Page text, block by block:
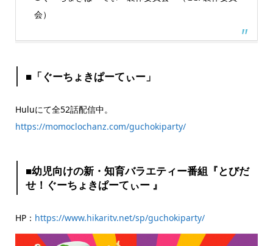
会）
■「ぐーちょきぱーてぃー」
Huluにて全52話配信中。
https://momoclochanz.com/guchokiparty/
■幼児向けの新・知育バラエティー番組『とびだ
せ！ぐーちょきぱーてぃー 』
HP： https://www.hikaritv.net/sp/guchokiparty/